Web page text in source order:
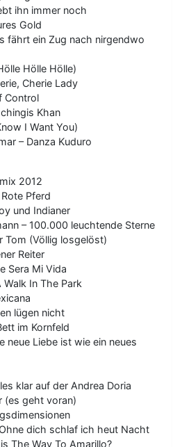
ihn immer noch
Gold
fährt ein Zug nach nirgendwo
Hölle Hölle)
Cherie Lady
Control
Khan
I Want You)
– Danza Kuduro
2012
Pferd
und Indianer
– 100.000 leuchtende Sterne
Tom (Völlig losgelöst)
Reiter
Sera Mi Vida
In The Park
lügen nicht
im Kornfeld
neue Liebe ist wie ein neues
klar auf der Andrea Doria
(es geht voran)
dich schlaf ich heut Nacht
The Way To Amarillo?